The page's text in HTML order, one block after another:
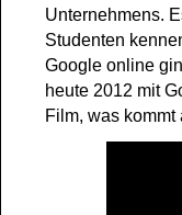
Unternehmens.
Studenten
Google online
heute 2012 mit
Film, was kommt